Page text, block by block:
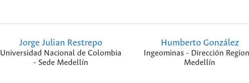
Jorge Julian Restrepo
Universidad Nacional de Colombia
- Sede Medellín
Humberto González
Ingeominas - Dirección
Medellín